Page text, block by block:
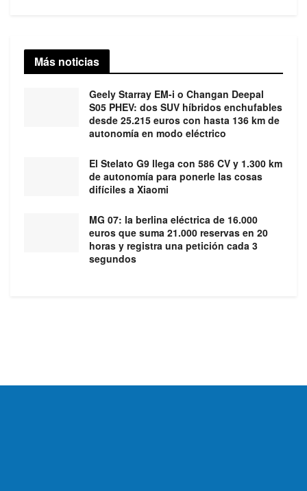
Más noticias
Geely Starray EM-i o Changan Deepal
S05 PHEV: dos SUV híbridos enchufables
desde 25.215 euros con hasta 136 km de
autonomía en modo eléctrico
El Stelato G9 llega con 586 CV y 1.300 km
de autonomía para ponerle las cosas
difíciles a Xiaomi
MG 07: la berlina eléctrica de 16.000
euros que suma 21.000 reservas en 20
horas y registra una petición cada 3
segundos